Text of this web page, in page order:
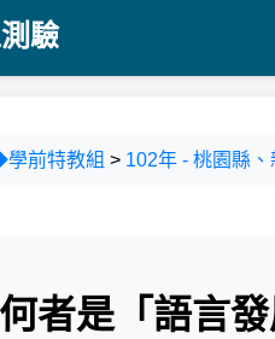
驗
前特教組 > 102年 - 桃園縣
者是「語言